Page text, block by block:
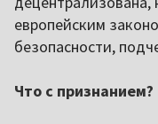
европейским
безопасности,
Что с признанием?